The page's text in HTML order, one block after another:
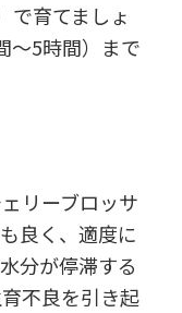
で育てましょ
～5時間）まで
リーブロッサ
良く、適度に
分が停滞する
不良を引き起